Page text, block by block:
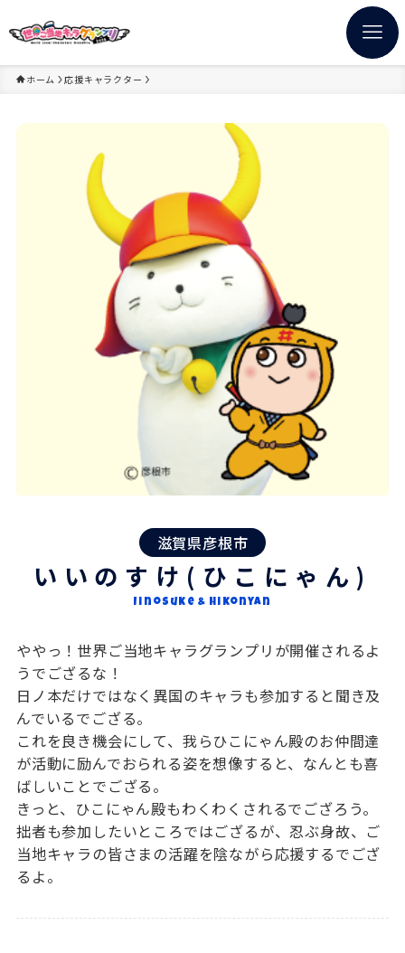
ホーム 応援キャラクター
滋賀県彦根市
いいのすけ(ひこにゃん)
Iinosuke & Hikonyan
ややっ！世界ご当地キャラグランプリが開催されるよ
うでござるな！
日ノ本だけではなく異国のキャラも参加すると聞き及
んでいるでござる。
これを良き機会にして、我らひこにゃん殿のお仲間達
が活動に励んでおられる姿を想像すると、なんとも喜
ばしいことでござる。
きっと、ひこにゃん殿もわくわくされるでござろう。
拙者も参加したいところではござるが、忍ぶ身故、ご
当地キャラの皆さまの活躍を陰ながら応援するでござ
るよ。